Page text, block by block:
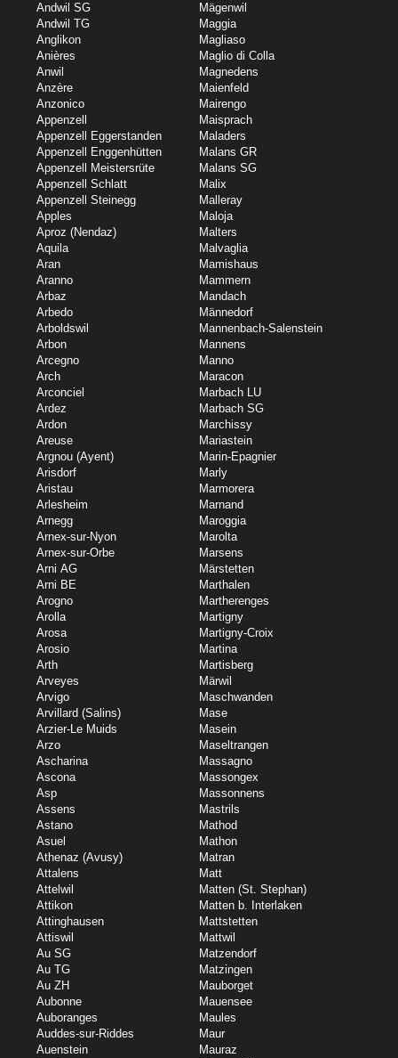
Andwil SG
Andwil TG
Anglikon
Anières
Anwil
Anzère
Anzonico
Appenzell
Appenzell Eggerstanden
Appenzell Enggenhütten
Appenzell Meistersrüte
Appenzell Schlatt
Appenzell Steinegg
Apples
Aproz (Nendaz)
Aquila
Aran
Aranno
Arbaz
Arbedo
Arboldswil
Arbon
Arcegno
Arch
Arconciel
Ardez
Ardon
Areuse
Argnou (Ayent)
Arisdorf
Aristau
Arlesheim
Arnegg
Arnex-sur-Nyon
Arnex-sur-Orbe
Arni AG
Arni BE
Arogno
Arolla
Arosa
Arosio
Arth
Arveyes
Arvigo
Arvillard (Salins)
Arzier-Le Muids
Arzo
Ascharina
Ascona
Asp
Assens
Astano
Asuel
Athenaz (Avusy)
Attalens
Attelwil
Attikon
Attinghausen
Attiswil
Au SG
Au TG
Au ZH
Aubonne
Auboranges
Auddes-sur-Riddes
Auenstein
Mägenwil
Maggia
Magliaso
Maglio di Colla
Magnedens
Maienfeld
Mairengo
Maisprach
Maladers
Malans GR
Malans SG
Malix
Malleray
Maloja
Malters
Malvaglia
Mamishaus
Mammern
Mandach
Männedorf
Mannenbach-Salenstein
Mannens
Manno
Maracon
Marbach LU
Marbach SG
Marchissy
Mariastein
Marin-Epagnier
Marly
Marmorera
Marnand
Maroggia
Marolta
Marsens
Märstetten
Marthalen
Martherenges
Martigny
Martigny-Croix
Martina
Martisberg
Märwil
Maschwanden
Mase
Masein
Maseltrangen
Massagno
Massongex
Massonnens
Mastrils
Mathod
Mathon
Matran
Matt
Matten (St. Stephan)
Matten b. Interlaken
Mattstetten
Mattwil
Matzendorf
Matzingen
Mauborget
Mauensee
Maules
Maur
Mauraz